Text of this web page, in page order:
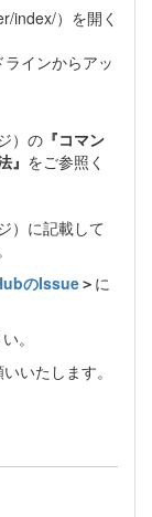
index/）を開く
インからアッ
）の 『コマン
』 をご参照く
）に記載して
のIssue＞ に
。
いたします。